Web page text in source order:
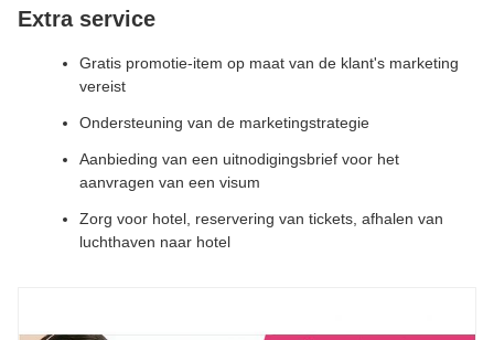
Extra service
Gratis promotie-item op maat van de klant's marketing
vereist
Ondersteuning van de marketingstrategie
Aanbieding van een uitnodigingsbrief voor het
aanvragen van een visum
Zorg voor hotel, reservering van tickets, afhalen van
luchthaven naar hotel